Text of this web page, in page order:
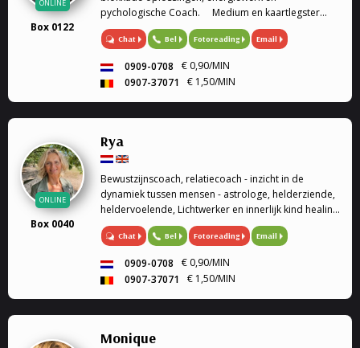
ONLINE
Box 0122
pychologische Coach. Medium en kaartlegster
Mijn gaven (heldervoelend, helderwetend,
helderruikend, energiewerk) zet ik graag in om
Chat Bel Fotoreading Email
0909-0708
€ 0,90/MIN
0907-37071
€ 1,50/MIN
ONLINE
Box 0040
Rya
Bewustzijnscoach, relatiecoach - inzicht in de
dynamiek tussen mensen - astrologe, helderziende,
heldervoelende, Lichtwerker en innerlijk kind healing
/ healing op afstand.
Chat Bel Fotoreading Email
0909-0708
€ 0,90/MIN
0907-37071
€ 1,50/MIN
Monique